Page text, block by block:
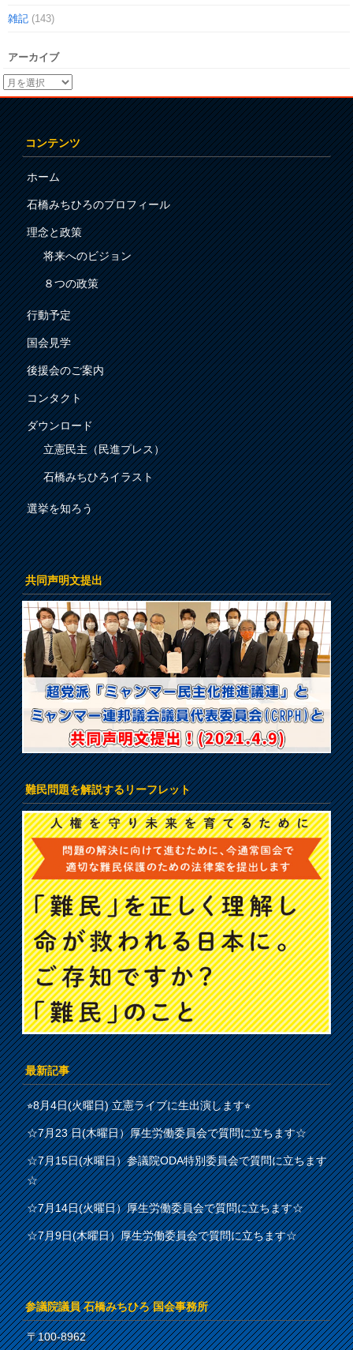
雑記 (143)
アーカイブ
コンテンツ
ホーム
石橋みちひろのプロフィール
理念と政策
将来へのビジョン
８つの政策
行動予定
国会見学
後援会のご案内
コンタクト
ダウンロード
立憲民主（民進プレス）
石橋みちひろイラスト
選挙を知ろう
共同声明文提出
難民問題を解説するリーフレット
最新記事
⭐︎8月4日(火曜日) 立憲ライブに生出演します⭐︎
☆7月23 日(木曜日）厚生労働委員会で質問に立ちます☆
☆7月15日(水曜日）参議院ODA特別委員会で質問に立ちます
☆
☆7月14日(火曜日）厚生労働委員会で質問に立ちます☆
☆7月9日(木曜日）厚生労働委員会で質問に立ちます☆
参議院議員 石橋みちひろ 国会事務所
〒100-8962